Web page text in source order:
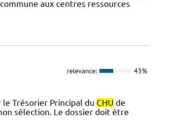
aux centres ressources
relevance: 43%
Trésorier Principal du CHU de
sélection. Le dossier doit être